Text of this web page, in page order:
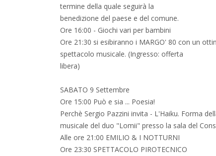
termine della quale seguirà la
benedizione del paese e del comune.
Ore 16:00 - Giochi vari per bambini
Ore 21:30 si esibiranno i MARGO' 80 con un
spettacolo musicale. (Ingresso: offerta
libera)
SABATO 9 Settembre
Ore 15:00 Può e sia ... Poesia!
Perchè Sergio Pazzini invita - L'Haiku. Forma
musicale del duo "Lomii" presso la sala del
Alle ore 21:00 EMILIO & I NOTTURNI
Ore 23:30 SPETTACOLO PIROTECNICO